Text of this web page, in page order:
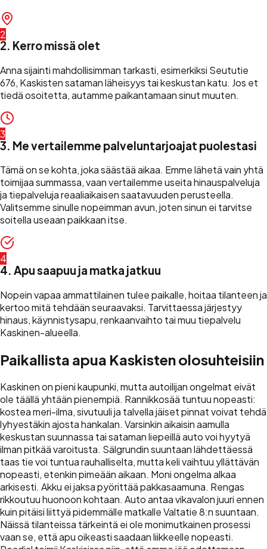
2
2. Kerro missä olet
Anna sijainti mahdollisimman tarkasti, esimerkiksi Seututie
676, Kaskisten sataman läheisyys tai keskustan katu. Jos et
tiedä osoitetta, autamme paikantamaan sinut muuten.
3
3. Me vertailemme palveluntarjoajat puolestasi
Tämä on se kohta, joka säästää aikaa. Emme lähetä vain yhtä
toimijaa summassa, vaan vertailemme useita hinauspalveluja
ja tiepalveluja reaaliaikaisen saatavuuden perusteella.
Valitsemme sinulle nopeimman avun, joten sinun ei tarvitse
soitella useaan paikkaan itse.
4
4. Apu saapuu ja matka jatkuu
Nopein vapaa ammattilainen tulee paikalle, hoitaa tilanteen ja
kertoo mitä tehdään seuraavaksi. Tarvittaessa järjestyy
hinaus, käynnistysapu, renkaanvaihto tai muu tiepalvelu
Kaskinen-alueella.
Paikallista apua Kaskisten olosuhteisiin
Kaskinen on pieni kaupunki, mutta autoilijan ongelmat eivät
ole täällä yhtään pienempiä. Rannikkosää tuntuu nopeasti:
kostea meri-ilma, sivutuuli ja talvella jäiset pinnat voivat tehdä
lyhyestäkin ajosta hankalan. Varsinkin aikaisin aamulla
keskustan suunnassa tai sataman liepeillä auto voi hyytyä
ilman pitkää varoitusta. Sälgrundin suuntaan lähdettäessä
taas tie voi tuntua rauhalliselta, mutta keli vaihtuu yllättävän
nopeasti, etenkin pimeään aikaan. Moni ongelma alkaa
arkisesti. Akku ei jaksa pyörittää pakkasaamuna. Rengas
rikkoutuu huonoon kohtaan. Auto antaa vikavalon juuri ennen
kuin pitäisi liittyä pidemmälle matkalle Valtatie 8:n suuntaan.
Näissä tilanteissa tärkeintä ei ole monimutkainen prosessi
vaan se, että apu oikeasti saadaan liikkeelle nopeasti.